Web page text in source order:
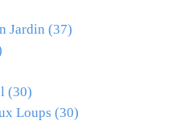
Jardin (37)
(30)
Loups (30)